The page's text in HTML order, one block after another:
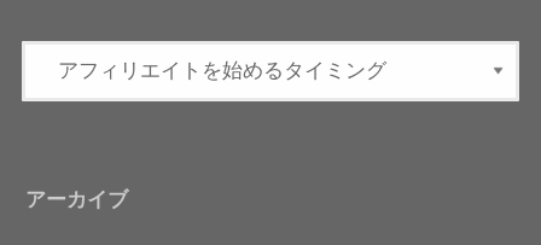
アーカイブ